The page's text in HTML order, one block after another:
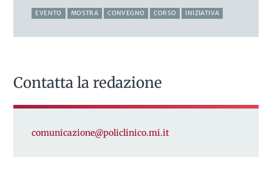
EVENTO MOSTRA CONVEGNO CORSO INIZIATIVA
Contatta la redazione
comunicazione@policlinico.mi.it